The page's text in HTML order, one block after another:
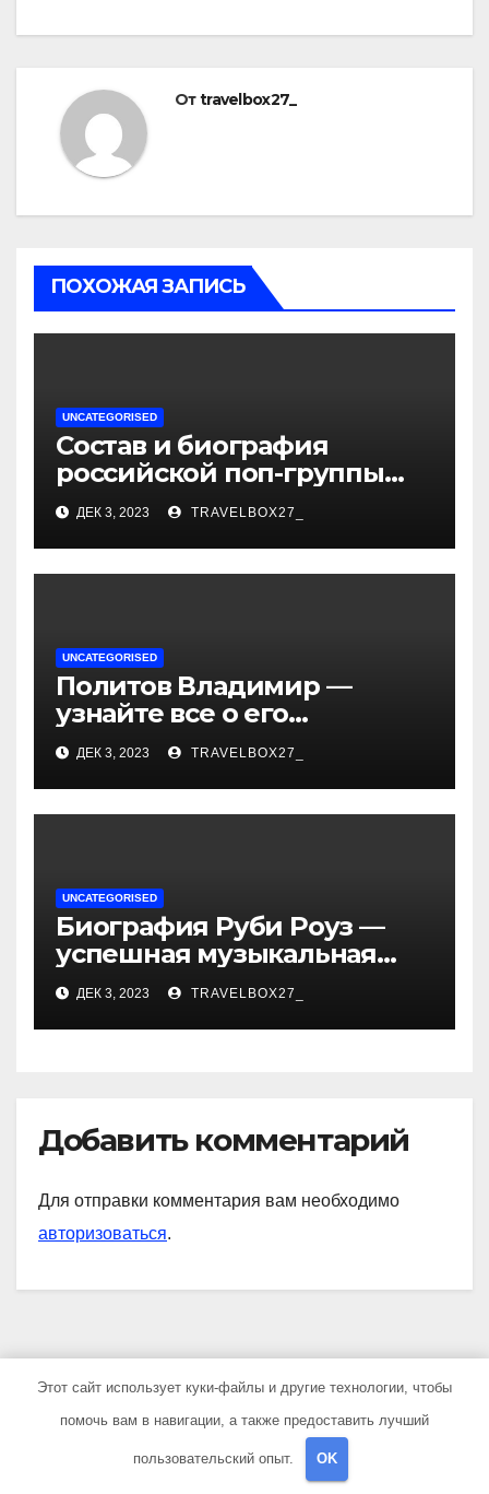
Отtravelbox27_
ПОХОЖАЯ ЗАПИСЬ
UNCATEGORISED
Состав и биография
российской поп-группы
«Иванушки интернешнл»
— история успеха, музыка
и судьбы участников
ДЕК 3, 2023 TRAVELBOX27_
UNCATEGORISED
Политов Владимир —
узнайте все о его
биографии, возрасте и
впечатляющих
достижениях!
ДЕК 3, 2023 TRAVELBOX27_
UNCATEGORISED
Биография Руби Роуз —
успешная музыкальная
карьера, личная жизнь и
знаковые достижения
ДЕК 3, 2023 TRAVELBOX27_
Добавить комментарий
Для отправки комментария вам необходимо
авторизоваться.
YOU MISSED
Этот сайт использует куки-файлы и другие технологии, чтобы
помочь вам в навигации, а также предоставить лучший
пользовательский опыт. OK